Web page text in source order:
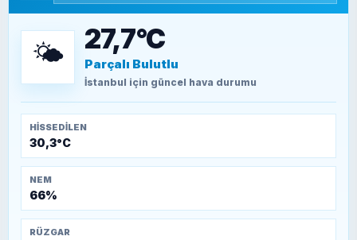
TEOMAN ALPASLAN
Kütahya-Eskişehir Muharebeleri (10-24
🌤️ 27,7°C
Parçalı Bulutlu
İstanbul için güncel hava durumu
HISSEDILEN
30,3°C
NEM
66%
RÜZGAR